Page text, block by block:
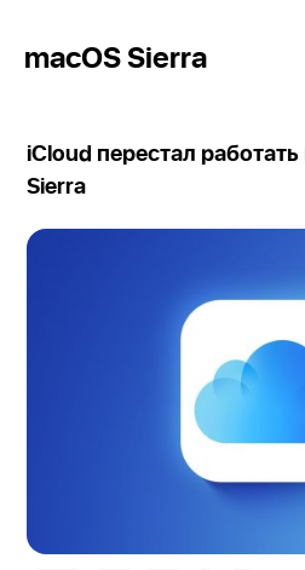
macOS Sierra
iCloud перестал работать
Sierra